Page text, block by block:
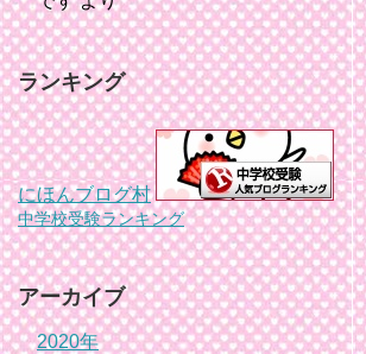
ランキング
にほんブログ村
中学校受験ランキング
アーカイブ
2020年